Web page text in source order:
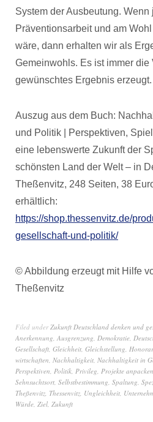
System der Ausbeutung.
Präventionsarbeit und am
wäre, dann erhalten wir als
Gemeinwohls. Es ist immer die
gewünschtes Ergebnis erzeugt.
Auszug aus dem Buch:
und Politik | Perspektiven,
eine lebenswerte Zukunft der
schönsten Land der Welt – in
Theßenvitz, 248 Seiten, 38
erhältlich:
https://shop.thessenvitz.de/
gesellschaft-und-politik/
© Abbildung erzeugt mit Hilfe
Theßenvitz
Filed underZukunft Deutschland denken und
Anerkennung, Ausgrenzung, Demokratie,
Gesellschaft, Gleichheit, Gleichstellung, Honorar
wirtschaften, Nachhaltigkeit, Nachhaltigkeit in
Perspektiven, Politik, Privileg, Projekte anpacken
Sehnsuchtsort, Selbstbestimmung, Spaltung,
Theßenvitz, Thessenvitz, Ungleichheit,
Würde, Ziel, Zukunft